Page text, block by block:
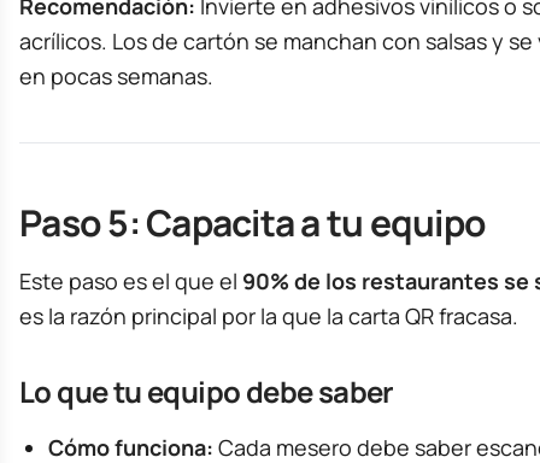
Recomendación: Invierte en adhesivos vinílicos o
acrílicos. Los de cartón se manchan con salsas y se
en pocas semanas.
Paso 5: Capacita a tu equipo
Este paso es el que el 90% de los restaurantes se
es la razón principal por la que la carta QR fracasa.
Lo que tu equipo debe saber
Cómo funciona: Cada mesero debe saber